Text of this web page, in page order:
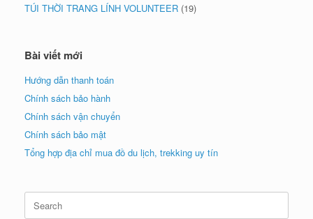
TÚI THỜI TRANG LÍNH VOLUNTEER (19)
Bài viết mới
Hướng dẫn thanh toán
Chính sách bảo hành
Chính sách vận chuyển
Chính sách bảo mật
Tổng hợp địa chỉ mua đồ du lịch, trekking uy tín
Search
for: